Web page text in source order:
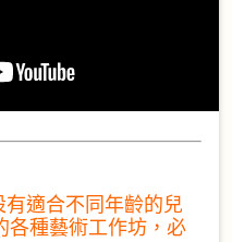
適合不同年齡的兒
各種藝術工作坊，必